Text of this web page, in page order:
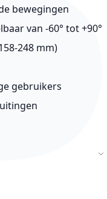
bewegingen
van -60° tot +90°
248 mm)
gebruikers